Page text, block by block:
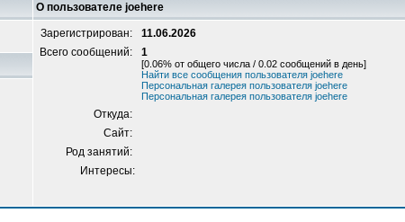
О пользователе joehere
Зарегистрирован:
11.06.2026
Всего сообщений:
1
[0.06% от общего числа / 0.02 сообщений в день]
Найти все сообщения пользователя joehere
Персональная галерея пользователя joehere
Персональная галерея пользователя joehere
Откуда:
Сайт:
Род занятий:
Интересы: